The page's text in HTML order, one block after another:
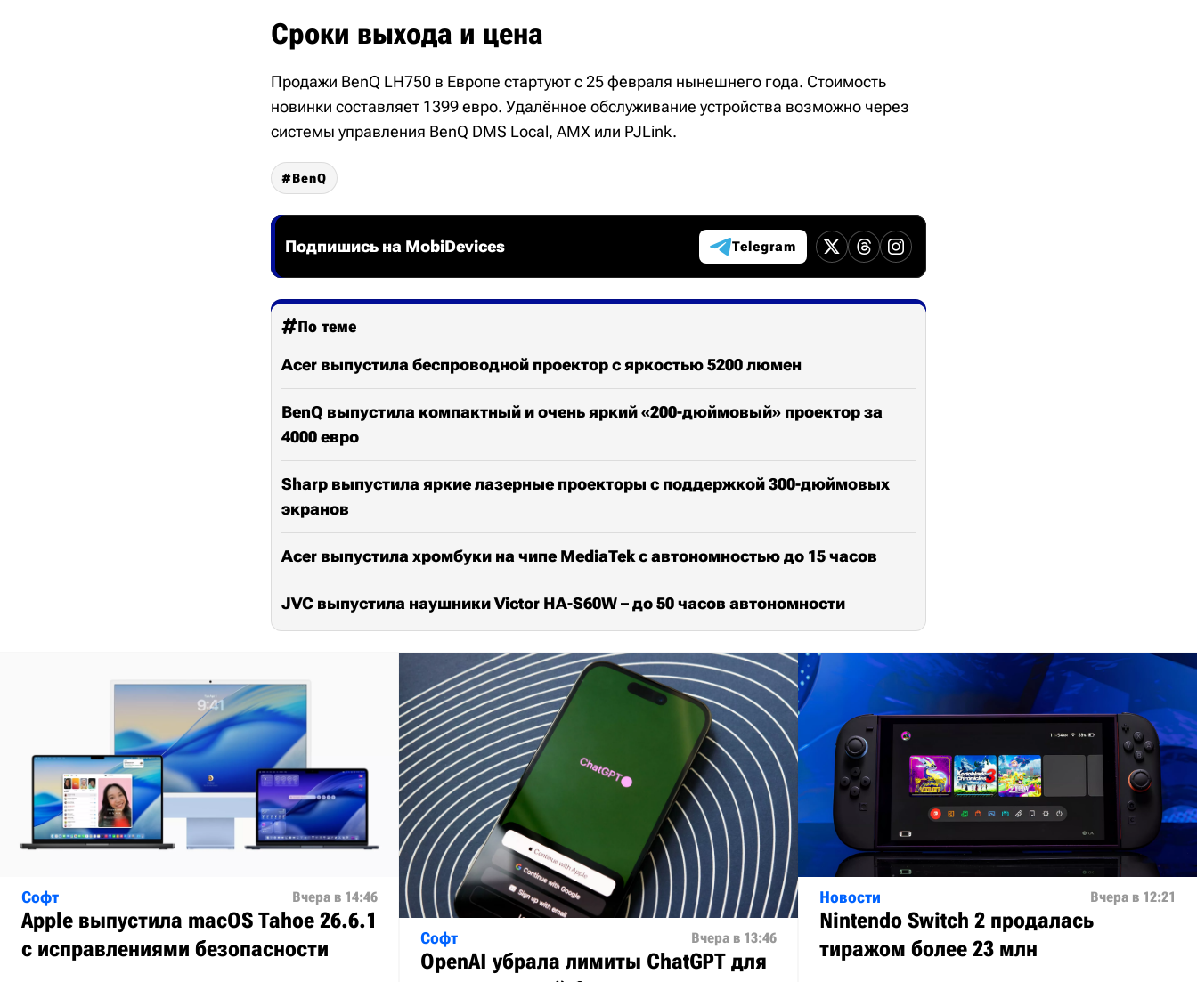
Сроки выхода и цена
Продажи BenQ LH750 в Европе стартуют с 25 февраля нынешнего года. Стоимость
новинки составляет 1399 евро. Удалённое обслуживание устройства возможно через
системы управления BenQ DMS Local, AMX или PJLink.
BenQ
Подпишись на MobiDevices Telegram
По теме
Acer выпустила беспроводной проектор с яркостью 5200 люмен
BenQ выпустила компактный и очень яркий «200-дюймовый» проектор за
4000 евро
Sharp выпустила яркие лазерные проекторы с поддержкой 300-дюймовых
экранов
Acer выпустила хромбуки на чипе MediaTek с автономностью до 15 часов
JVC выпустила наушники Victor HA-S60W – до 50 часов автономности
Софт Вчера в 14:46
Apple выпустила macOS Tahoe 26.6.1
с исправлениями безопасности
Софт Вчера в 13:46
OpenAI убрала лимиты ChatGPT для
Новости Вчера в 12:21
Nintendo Switch 2 продалась
тиражом более 23 млн